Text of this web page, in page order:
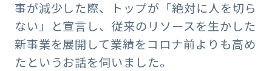
事が減少した際、トップが「絶対に人を切ら
ない」と宣言し、従来のリソースを生かした
新事業を展開して業績をコロナ前よりも高め
たというお話を伺いました。